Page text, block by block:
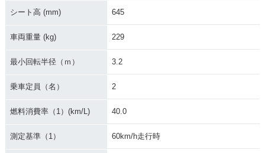
シート高 (mm) 645
車両重量 (kg) 229
最小回転半径（ｍ） 3.2
乗車定員（名） 2
燃料消費率（1）(km/L) 40.0
測定基準（1） 60km/h走行時